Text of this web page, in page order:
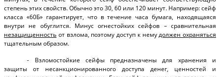
степень этих свойств. Обычно это 30, 60 или 120 минут. Например: сейф
класса «60Б» гарантирует, что в течение часа бумага, находящаяся
внутри не обуглится. Минус огнестойких сейфов – сравнительная
незащищенность от взлома, поэтому доступ к немудолжен охраняться
тщательным образом.
- Взломостойкие сейфы предназначены для хранения и
защиты от несанкционированного доступа денег, ценностей и